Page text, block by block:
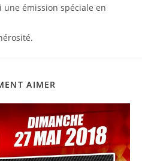
émission spéciale en
AIMER